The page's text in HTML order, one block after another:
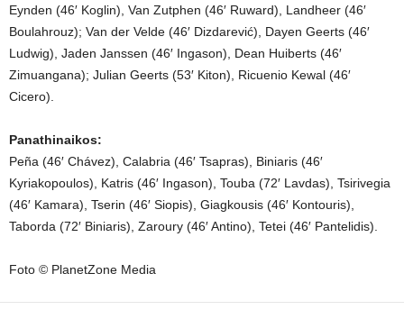
Eynden (46′ Koglin), Van Zutphen (46′ Ruward), Landheer (46′
Boulahrouz); Van der Velde (46′ Dizdarević), Dayen Geerts (46′
Ludwig), Jaden Janssen (46′ Ingason), Dean Huiberts (46′
Zimuangana); Julian Geerts (53′ Kiton), Ricuenio Kewal (46′
Cicero).
Panathinaikos:
Peña (46′ Chávez), Calabria (46′ Tsapras), Biniaris (46′
Kyriakopoulos), Katris (46′ Ingason), Touba (72′ Lavdas), Tsirivegia
(46′ Kamara), Tserin (46′ Siopis), Giagkousis (46′ Kontouris),
Taborda (72′ Biniaris), Zaroury (46′ Antino), Tetei (46′ Pantelidis).
Foto © PlanetZone Media